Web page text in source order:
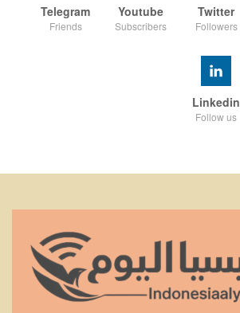
Twitter
Followers
Youtube
Subscribers
Telegram
Friends
Linkedin
Follow us